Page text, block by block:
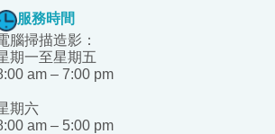
服務時間
腦掃描造影：
期一至星期五
am – 7:00 pm
期六
am – 5:00 pm